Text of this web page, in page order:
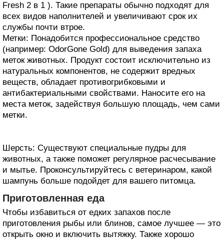
Fresh 2 в 1 ). Такие препараты обычно подходят для
всех видов наполнителей и увеличивают срок их
службы почти втрое.
Метки: Понадобится профессиональное средство
(например: OdorGone Gold) для выведения запаха
меток животных. Продукт состоит исключительно из
натуральных компонентов, не содержит вредных
веществ, обладает противогрибковыми и
антибактериальными свойствами. Наносите его на
места меток, задействуя большую площадь, чем сами
метки.
Шерсть: Существуют специальные пудры для
животных, а также поможет регулярное расчесывание
и мытье. Проконсультируйтесь с ветеринаром, какой
шампунь больше подойдет для вашего питомца.
Приготовленная еда
Чтобы избавиться от едких запахов после
приготовления рыбы или блинов, самое лучшее — это
открыть окно и включить вытяжку. Также хорошо